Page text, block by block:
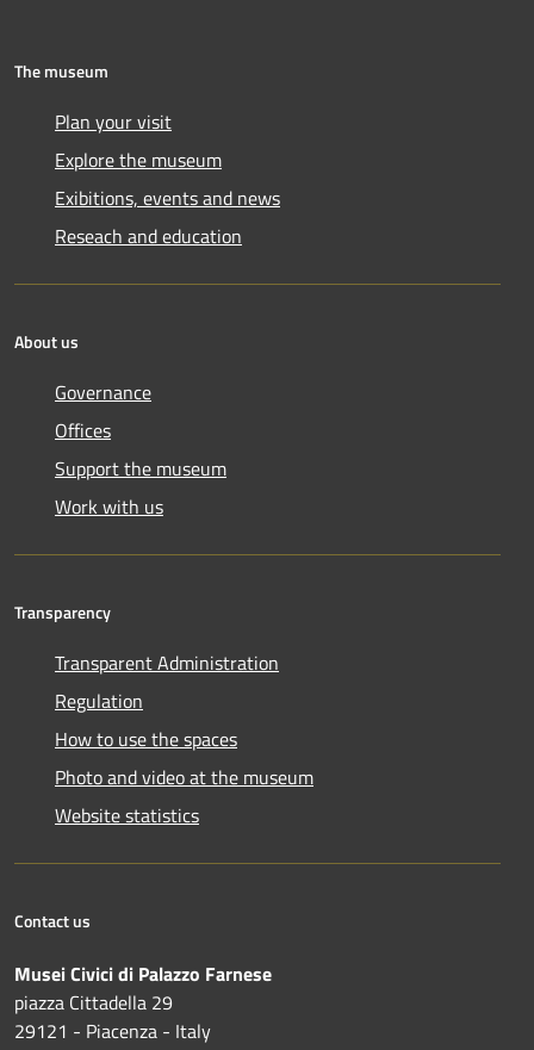
The museum
Plan your visit
Explore the museum
Exibitions, events and news
Reseach and education
About us
Governance
Offices
Support the museum
Work with us
Transparency
Transparent Administration
Regulation
How to use the spaces
Photo and video at the museum
Website statistics
Contact us
Musei Civici di Palazzo Farnese
piazza Cittadella 29
29121 - Piacenza - Italy